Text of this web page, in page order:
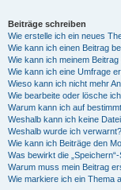
Beiträge schreiben
Wie erstelle ich ein neues
Wie kann ich einen Beitrag
Wie kann ich meinem
Wie kann ich eine Umfrage
Wieso kann ich nicht mehr
Wie bearbeite oder lösche
Warum kann ich auf
Weshalb kann ich keine
Weshalb wurde ich verwarnt?
Wie kann ich Beiträge den
Was bewirkt die
Warum muss mein Beitrag
Wie markiere ich ein Thema